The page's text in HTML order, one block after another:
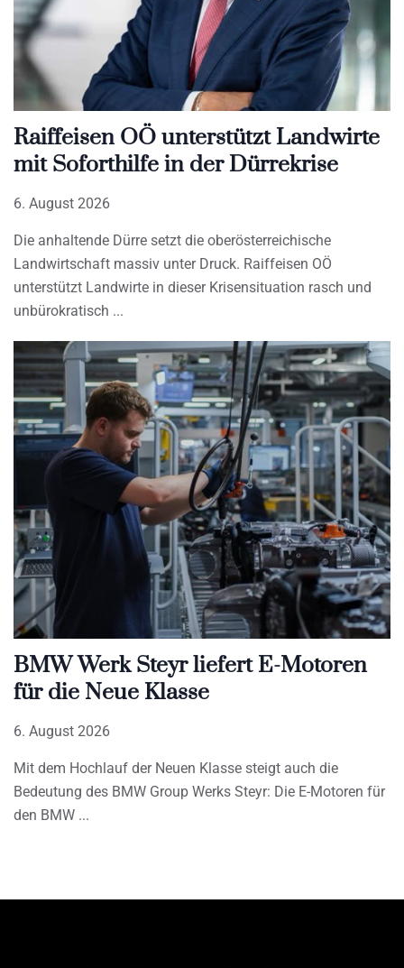
Raiffeisen OÖ unterstützt Landwirte
mit Soforthilfe in der Dürrekrise
6. August 2026
Die anhaltende Dürre setzt die oberösterreichische
Landwirtschaft massiv unter Druck. Raiffeisen OÖ
unterstützt Landwirte in dieser Krisensituation rasch und
unbürokratisch
BMW Werk Steyr liefert E-Motoren
für die Neue Klasse
6. August 2026
Mit dem Hochlauf der Neuen Klasse steigt auch die
Bedeutung des BMW Group Werks Steyr: Die E-Motoren für
den BMW